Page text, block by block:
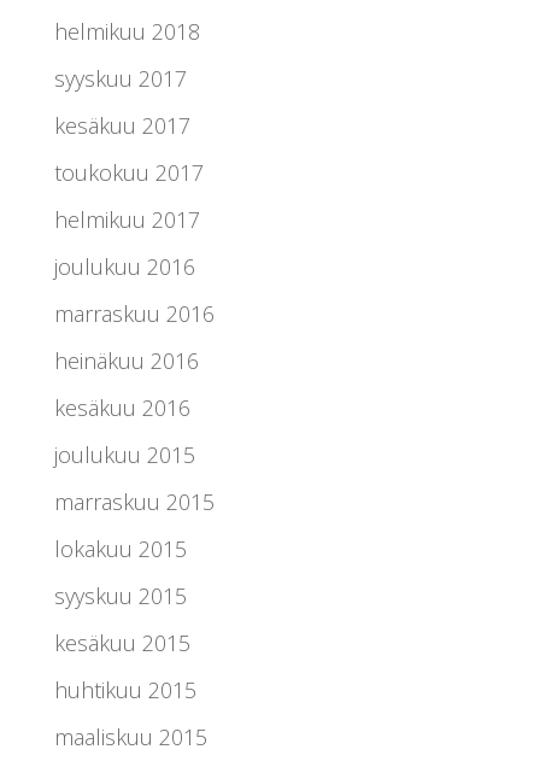
helmikuu 2018
syyskuu 2017
kesäkuu 2017
toukokuu 2017
helmikuu 2017
joulukuu 2016
marraskuu 2016
heinäkuu 2016
kesäkuu 2016
joulukuu 2015
marraskuu 2015
lokakuu 2015
syyskuu 2015
kesäkuu 2015
huhtikuu 2015
maaliskuu 2015